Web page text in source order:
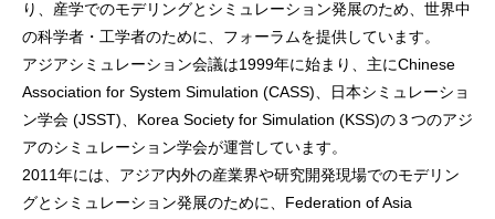
り、産学でのモデリングとシミュレーション発展のため、世界中
の科学者・工学者のために、フォーラムを提供しています。
アジアシミュレーション会議は1999年に始まり、主にChinese
Association for System Simulation (CASS)、日本シミュレーショ
ン学会 (JSST)、Korea Society for Simulation (KSS)の３つのアジ
アのシミュレーション学会が運営しています。
2011年には、アジア内外の産業界や研究開発現場でのモデリン
グとシミュレーション発展のために、Federation of Asia